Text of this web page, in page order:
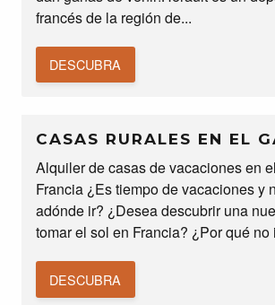
francés de la región de...
DESCUBRA
CASAS RURALES EN EL
Alquiler de casas de vacaciones en
Francia ¿Es tiempo de vacaciones y
adónde ir? ¿Desea descubrir una
tomar el sol en Francia? ¿Por qué no
DESCUBRA